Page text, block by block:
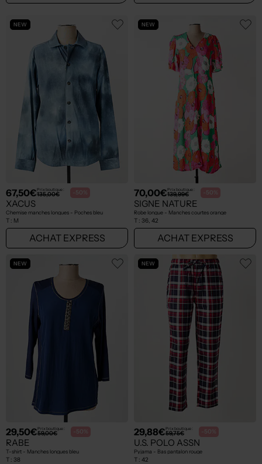
NEW
67,50€Prix boutique :
135,00€ -50%
XACUS
Chemise manches longues - Poches bleu
T : M
ACHAT EXPRESS
NEW
70,00€Prix boutique :
139,99€ -50%
SIGNE NATURE
Robe longue - Manches courtes orange
T : 36, 42
ACHAT EXPRESS
NEW
29,50€Prix boutique :
59,00€ -50%
RABE
T-shirt - Manches longues bleu
T : 38
NEW
29,88€Prix boutique :
59,75€ -50%
U.S. POLO ASSN
Pyjama - Bas pantalon rouge
T : 42